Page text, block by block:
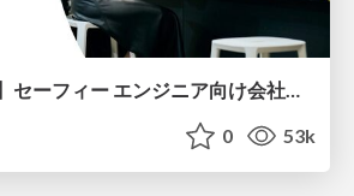
【５分でわかる】セーフィー エンジニア向け会社紹介
0 53k